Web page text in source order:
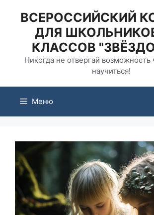
содержимому
ВСЕРОССИЙСКИЙ
ДЛЯ ШКОЛЬНИКОВ
КЛАССОВ
Никогда не отвергай возможность
научиться!
Меню